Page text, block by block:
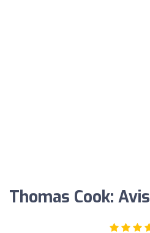
Thomas Cook: Avis